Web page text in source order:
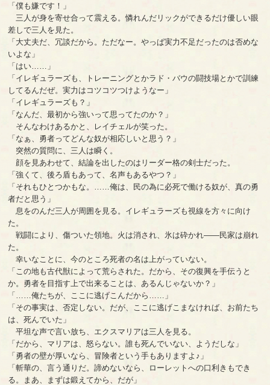
「僕も嫌です！」
三人が身を寄せ合って震える。憐れんだリックができるだけ優しい眼
差しで三人を見た。
「大丈夫だ、冗談だから。ただなー。やっぱ実力不足だったのは否めな
いよな」
「はい……」
「イレギュラーズも、トレーニングとかラド・バウの闘技場とかで訓練
してるんだぜ。実力はコツコツつけようなー」
「イレギュラーズも？」
「なんだ、最初から強いって思ってたのか？」
そんなわけあるかと、レイチェルが笑った。
「なぁ、勇者ってどんな奴が相応しいと思う？」
突然の質問に、三人は瞬く。
顔を見あわせて、結論を出したのはリーダー格の剣士だった。
「強くて、後ろ盾もあって、名声もあるやつ？」
「それもひとつかもな。……俺は、民の為に必死で働ける奴が、真の勇
者だと思う」
息をのんだ三人が周囲を見る。イレギュラーズも視線を方々に向け
た。
戦闘により、傷ついた領地。火は消され、氷は砕かれ――民家は崩れ
た。
幸いなことに、今のところ死者の名は上がっていない。
「この地も古代獣によって荒らされた。だから、その復興を手伝うと
か。勇者を目指す上で出来ることは、あるんじゃないか？」
「……俺たちが、ここに逃げこんだから……」
「その事実は、否定しない。だが、ここに逃げこまなければ、お前たち
は、死んでいた」
平坦な声で言い放ち、エクスマリアは三人を見る。
「だから、マリアは、怒らない。誰も死んでいない、ようだしな」
「勇者の壁が厚いなら、冒険者という手もありますよ♪」
「斬華の、言う通りだ。諦めないなら、ローレットへの口利きもでき
る。まあ、まずは鍛えてから、だが」